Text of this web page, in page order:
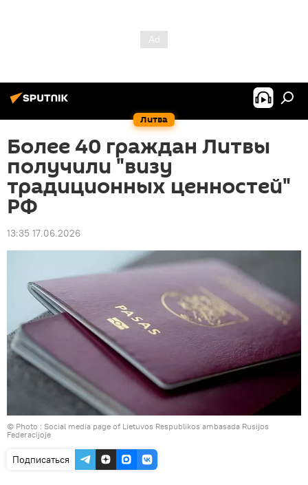
Литва
Более 40 граждан Литвы
получили "визу
традиционных ценностей"
РФ
13:35 17.06.2026
© Photo : Social media page of Lietuvos Respublikos ambasada Rusijos
Federacijoje
Подписаться